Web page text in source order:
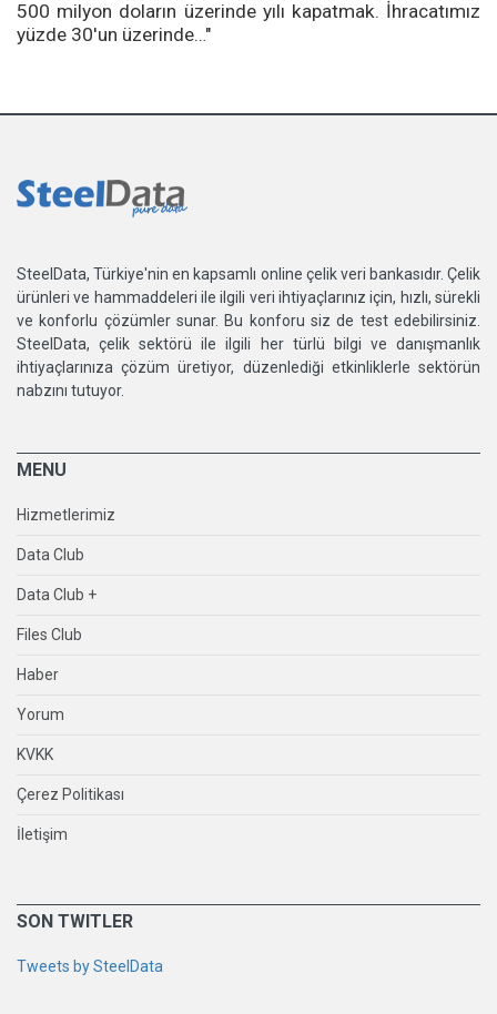
500 milyon doların üzerinde yılı kapatmak. İhracatımız
yüzde 30'un üzerinde…"
SteelData, Türkiye'nin en kapsamlı online çelik veri bankasıdır. Çelik
ürünleri ve hammaddeleri ile ilgili veri ihtiyaçlarınız için, hızlı, sürekli
ve konforlu çözümler sunar. Bu konforu siz de test edebilirsiniz.
SteelData, çelik sektörü ile ilgili her türlü bilgi ve danışmanlık
ihtiyaçlarınıza çözüm üretiyor, düzenlediği etkinliklerle sektörün
nabzını tutuyor.
MENU
Hizmetlerimiz
Data Club
Data Club +
Files Club
Haber
Yorum
KVKK
Çerez Politikası
İletişim
SON TWITLER
Tweets by SteelData